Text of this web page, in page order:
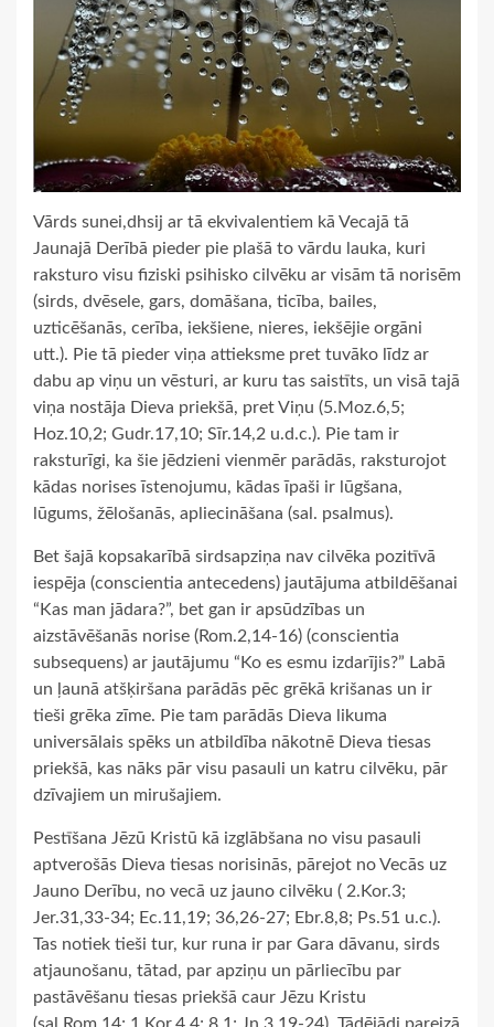
Vārds sunei,dhsij ar tā ekvivalentiem kā Vecajā tā
Jaunajā Derībā pieder pie plašā to vārdu lauka, kuri
raksturo visu fiziski psihisko cilvēku ar visām tā norisēm
(sirds, dvēsele, gars, domāšana, ticība, bailes,
uzticēšanās, cerība, iekšiene, nieres, iekšējie orgāni
utt.). Pie tā pieder viņa attieksme pret tuvāko līdz ar
dabu ap viņu un vēsturi, ar kuru tas saistīts, un visā tajā
viņa nostāja Dieva priekšā, pret Viņu (5.Moz.6,5;
Hoz.10,2; Gudr.17,10; Sīr.14,2 u.d.c.). Pie tam ir
raksturīgi, ka šie jēdzieni vienmēr parādās, raksturojot
kādas norises īstenojumu, kādas īpaši ir lūgšana,
lūgums, žēlošanās, apliecināšana (sal. psalmus).
Bet šajā kopsakarībā sirdsapziņa nav cilvēka pozitīvā
iespēja (conscientia antecedens) jautājuma atbildēšanai
“Kas man jādara?”, bet gan ir apsūdzības un
aizstāvēšanās norise (Rom.2,14-16) (conscientia
subsequens) ar jautājumu “Ko es esmu izdarījis?” Labā
un ļaunā atšķiršana parādās pēc grēkā krišanas un ir
tieši grēka zīme. Pie tam parādās Dieva likuma
universālais spēks un atbildība nākotnē Dieva tiesas
priekšā, kas nāks pār visu pasauli un katru cilvēku, pār
dzīvajiem un mirušajiem.
Pestīšana Jēzū Kristū kā izglābšana no visu pasauli
aptverošās Dieva tiesas norisinās, pārejot no Vecās uz
Jauno Derību, no vecā uz jauno cilvēku ( 2.Kor.3;
Jer.31,33-34; Ec.11,19; 36,26-27; Ebr.8,8; Ps.51 u.c.).
Tas notiek tieši tur, kur runa ir par Gara dāvanu, sirds
atjaunošanu, tātad, par apziņu un pārliecību par
pastāvēšanu tiesas priekšā caur Jēzu Kristu
(sal.Rom.14; 1.Kor.4,4; 8,1; Jņ.3,19-24). Tādējādi pareizā